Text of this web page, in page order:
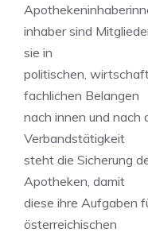
inhaber sind
sie in
politischen,
fachlichen Belangen
nach innen und nach
Verbandstätigkeit
steht die Sicherung
Apotheken, damit
diese ihre Aufgaben
österreichischen